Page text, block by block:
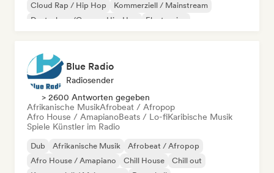
Cloud Rap / Hip Hop
Kommerziell / Mainstream
Deutschrap/German Hip-Hop
Electronica
Blue Radio
Radiosender
> 2600 Antworten gegeben
Afrikanische MusikAfrobeat / Afropop
Afro House / AmapianoBeats / Lo-fiKaribische Musik
Spiele Künstler im Radio
Dub Afrikanische Musik
Afrobeat / Afropop
Afro House / Amapiano
Chill House
Chill out